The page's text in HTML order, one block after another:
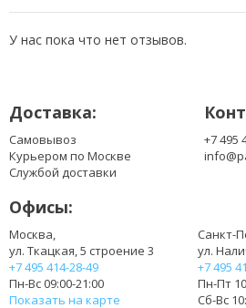
У нас пока что нет отзывов.
Доставка:
Самовывоз
Курьером по Москве
Службой доставки
+7 495
Офисы:
Москва,
ул. Ткацкая, 5 строение 3
+7 495 414-28-49
Пн-Вс 09:00-21:00
Показать на карте
Санкт-
ул.
+7 495
Пн-Пт
Сб-Вс